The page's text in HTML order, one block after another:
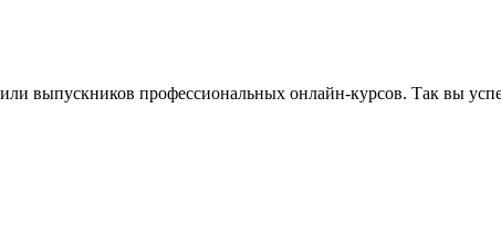
выпускников профессиональных онлайн-курсов. Так вы